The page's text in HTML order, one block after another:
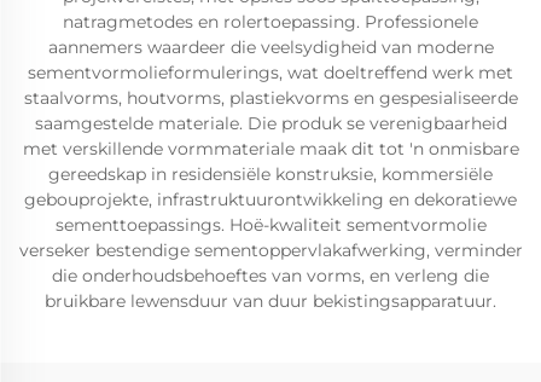
natragmetodes en rolertoepassing. Professionele
aannemers waardeer die veelsydigheid van moderne
sementvormolieformulerings, wat doeltreffend werk met
staalvorms, houtvorms, plastiekvorms en gespesialiseerde
saamgestelde materiale. Die produk se verenigbaarheid
met verskillende vormmateriale maak dit tot 'n onmisbare
gereedskap in residensiële konstruksie, kommersiële
gebouprojekte, infrastruktuurontwikkeling en dekoratiewe
sementtoepassings. Hoë-kwaliteit sementvormolie
verseker bestendige sementoppervlakafwerking, verminder
die onderhoudsbehoeftes van vorms, en verleng die
bruikbare lewensduur van duur bekistingsapparatuur.